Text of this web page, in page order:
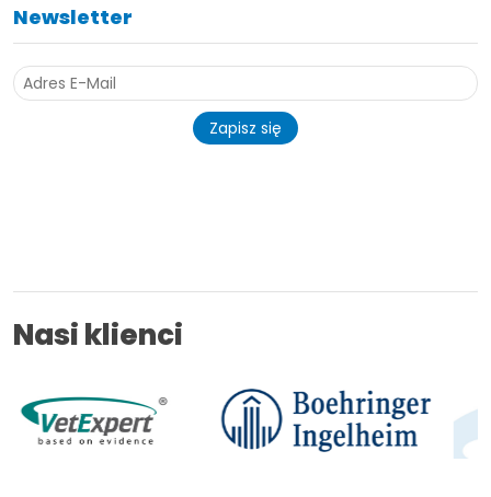
Newsletter
Zapisz się
Nasi klienci